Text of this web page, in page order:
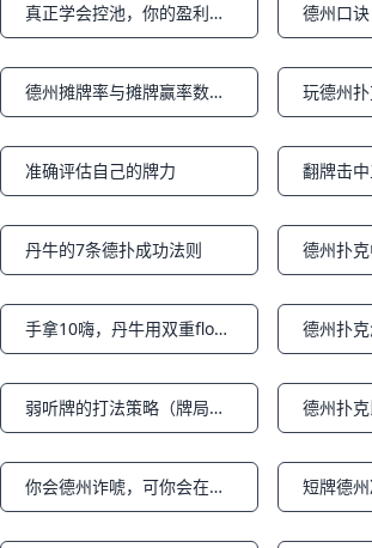
Notifications 真正学会控池，你的盈利会大大提升
Notifications 德州摊牌率与摊牌赢率数据（下篇） 玩德州扑
Notifications
准确评估自己的牌力
Notifications
丹牛的7条德扑成功法则
Notifications 手拿10嗨，丹牛用双重float击败Q嗨拿下巨大底池
Notifications 弱听牌的打法策略（牌局分析）
Notifications 你会德州诈唬，可你会在河牌抓诈唬吗？ 短牌德州